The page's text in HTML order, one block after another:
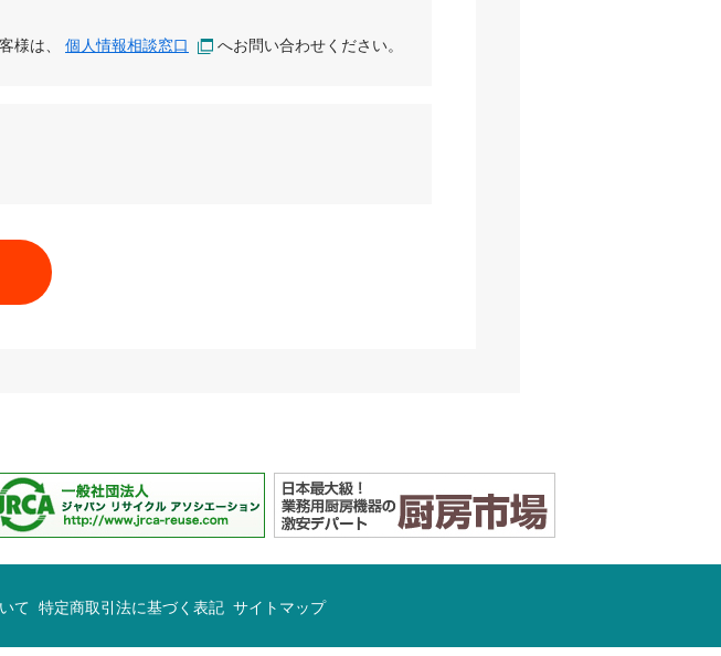
様は、 個人情報相談窓口 へお問い合わせください。
て 特定商取引法に基づく表記 サイトマップ